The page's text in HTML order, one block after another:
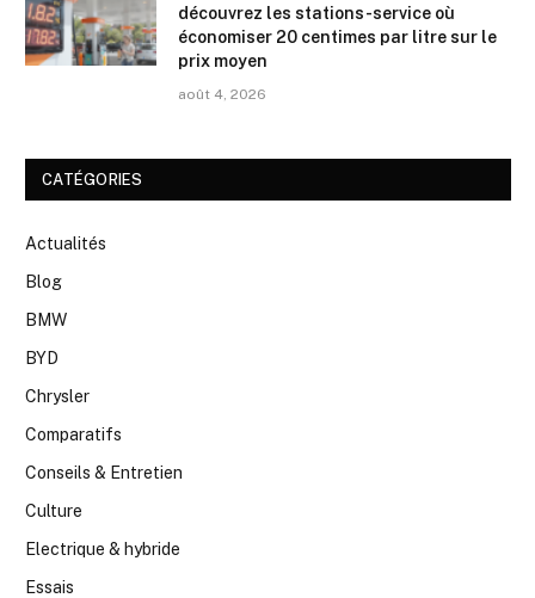
découvrez les stations-service où
économiser 20 centimes par litre sur le
prix moyen
août 4, 2026
CATÉGORIES
Actualités
Blog
BMW
BYD
Chrysler
Comparatifs
Conseils & Entretien
Culture
Electrique & hybride
Essais